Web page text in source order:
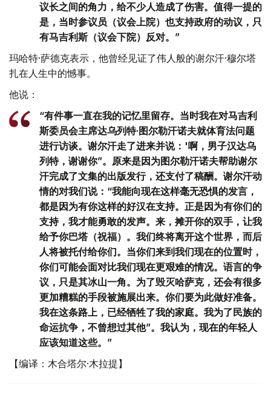
议长之间的角力，给不少人造成了伤害。值得一提的
是，当时参议员（议会上院）也支持政府的动议，只
有马吉利斯（议会下院）反对。”
玛哈特·萨德克表示，他曾经见证了伟人般的谢尔汗·穆尔塔
扎在人生中的憾事。
他说：
“有件事一直在我的记忆里留存。当时我在对马吉利
斯委员会主席达乌列特·图尔勒汗诺夫就体育法问题
进行访谈。谢尔汗走了进来并说：'啊，男子汉达乌
列特，谢谢你”。原来是因为图尔勒汗诺夫帮助谢尔
汗完成了文集的出版发行，还支付了稿酬。谢尔汗动
情的对我们说：“我能向现在这样毫无恐惧的发言，
都是因为有你这样的好汉在支持。正是因为有你们的
支持，我才能勇敢的发声。来，摊开你的双手，让我
给予你巴塔（祝福）。我们终将离开这个世界，而后
人将被托付给你们。当你们来到我们现在的位置时，
你们可能会面对比我们现在更艰难的情况。语言的争
议，只是其冰山一角。为了毁灭哈萨克，还会有很多
更加糟糕的手段被施展出来。你们要为此做好准备。
我在这条路上，已经牺牲了我的家庭。我为了民族的
命运抗争，不曾想过其他”。我认为，现在的年轻人
应该知道这些。”
【编译：木合塔尔·木拉提】